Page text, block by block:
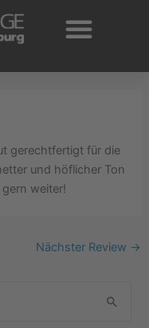
gerechtfertigt für die
und höflicher Ton
weiter!
Nächster Review →